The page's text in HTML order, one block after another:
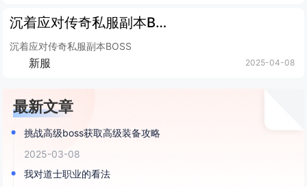
沉着应对传奇私服副本BOSS
沉着应对传奇私服副本BOSS
新服 2025-04-08
最新文章
挑战高级boss获取高级装备攻略
2025-03-08
我对道士职业的看法